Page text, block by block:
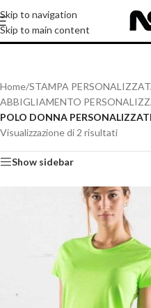
Skip to navigation
Skip to main content
Home/STAMPA
ABBIGLIAMENTO
POLO DONNA
Visualizzazione di 2 risultati
Show sidebar